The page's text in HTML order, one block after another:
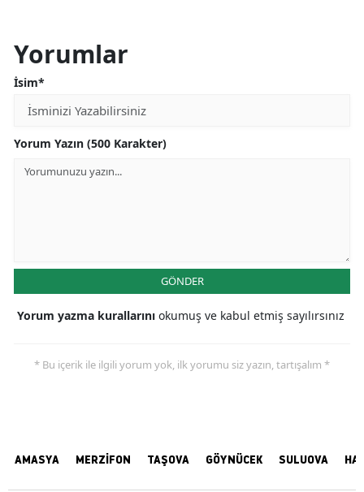
Yorumlar
İsim*
Yorum Yazın (500 Karakter)
GÖNDER
Yorum yazma kurallarını okumuş ve kabul etmiş sayılırsınız
* Bu içerik ile ilgili yorum yok, ilk yorumu siz yazın, tartışalım *
AMASYA MERZİFON TAŞOVA GÖYNÜCEK SULUOVA